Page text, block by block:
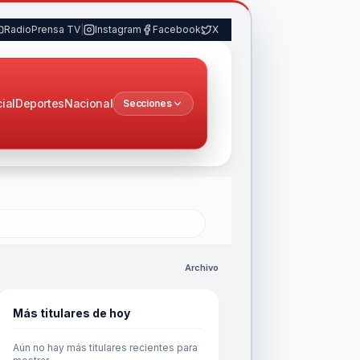
RadioPrensa TV Instagram Facebook X
DeportesNacional Secciones
Archivo
Más titulares de hoy
Aún no hay más titulares recientes para